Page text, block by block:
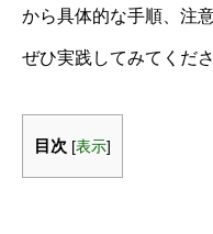
から具体的な手順、注
ぜひ実践してみてくださ
目次 [表示]